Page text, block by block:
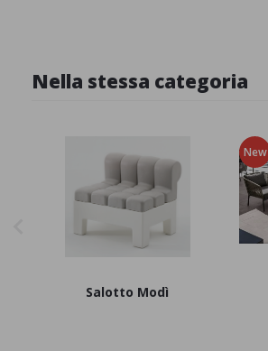
Nella stessa categoria
Salotto Modì
New